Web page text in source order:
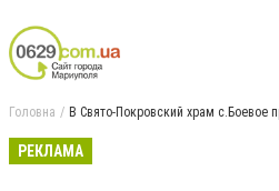
Головна В Свято-Покровский храм с.Боевое
РЕКЛАМА